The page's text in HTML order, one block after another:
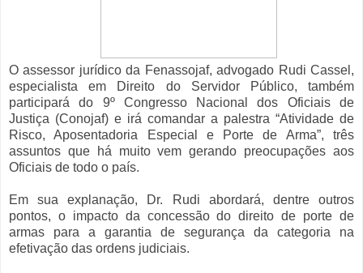
O assessor jurídico da Fenassojaf, advogado Rudi Cassel,
especialista em Direito do Servidor Público, também
participará do 9º Congresso Nacional dos Oficiais de
Justiça (Conojaf) e irá comandar a palestra “Atividade de
Risco, Aposentadoria Especial e Porte de Arma”, três
assuntos que há muito vem gerando preocupações aos
Oficiais de todo o país.
Em sua explanação, Dr. Rudi abordará, dentre outros
pontos, o impacto da concessão do direito de porte de
armas para a garantia de segurança da categoria na
efetivação das ordens judiciais.